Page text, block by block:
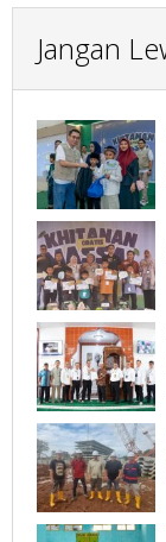
Jangan